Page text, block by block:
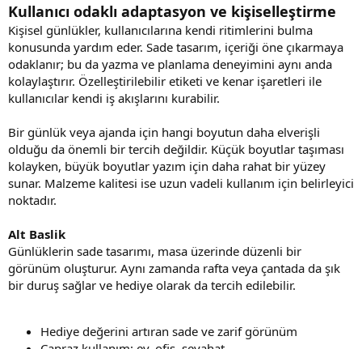
Kullanıcı odaklı adaptasyon ve kişiselleştirme
Kişisel günlükler, kullanıcılarına kendi ritimlerini bulma
konusunda yardım eder. Sade tasarım, içeriği öne çıkarmaya
odaklanır; bu da yazma ve planlama deneyimini aynı anda
kolaylaştırır. Özelleştirilebilir etiketi ve kenar işaretleri ile
kullanıcılar kendi iş akışlarını kurabilir.
Bir günlük veya ajanda için hangi boyutun daha elverişli
olduğu da önemli bir tercih değildir. Küçük boyutlar taşıması
kolayken, büyük boyutlar yazım için daha rahat bir yüzey
sunar. Malzeme kalitesi ise uzun vadeli kullanım için belirleyici
noktadır.
Alt Baslik
Günlüklerin sade tasarımı, masa üzerinde düzenli bir
görünüm oluşturur. Aynı zamanda rafta veya çantada da şık
bir duruş sağlar ve hediye olarak da tercih edilebilir.
Hediye değerini artıran sade ve zarif görünüm